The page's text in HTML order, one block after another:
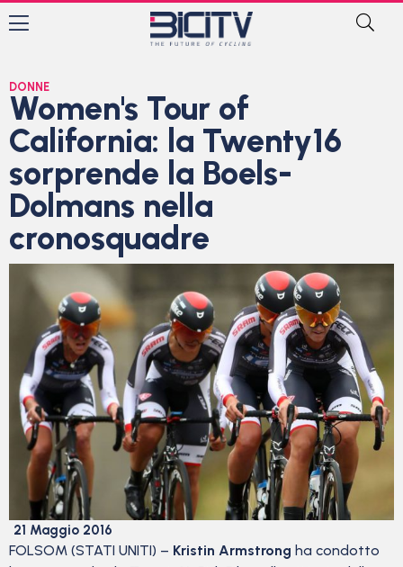
DONNE
Women's Tour of
California: la Twenty16
sorprende la Boels-
Dolmans nella
cronosquadre
21 Maggio 2016
FOLSOM (STATI UNITI) – Kristin Armstrong ha condotto